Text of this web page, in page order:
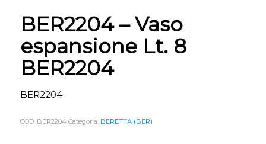
BER2204 – Vaso
espansione Lt. 8
BER2204
BER2204
COD: BER2204 Categoria: BERETTA (BER)